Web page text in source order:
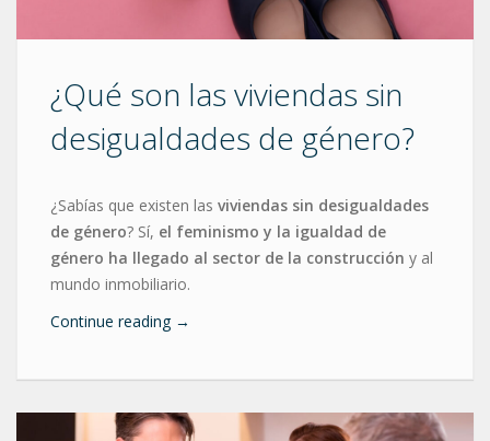
¿Qué son las viviendas sin
desigualdades de género?
¿Sabías que existen las viviendas sin desigualdades
de género? Sí, el feminismo y la igualdad de
género ha llegado al sector de la construcción y al
mundo inmobiliario.
Continue reading →